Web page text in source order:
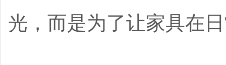
光，而是为了让家具在